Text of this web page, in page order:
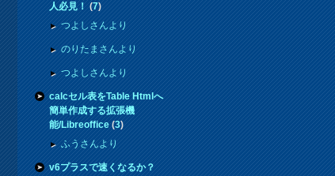
人必見！(7)
つよしさんより
のりたまさんより
つよしさんより
calcセル表をTable Htmlへ
簡単作成する拡張機
能/Libreoffice(3)
ふうさんより
v6プラスで速くなるか？